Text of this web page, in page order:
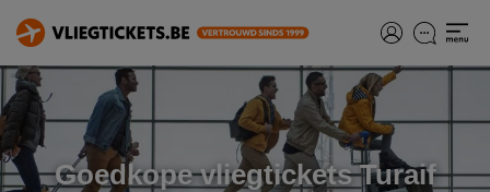
Goedkope vliegtickets Turaif